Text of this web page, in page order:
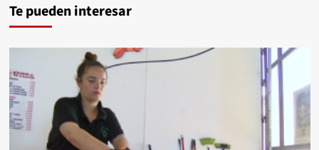
Te pueden interesar